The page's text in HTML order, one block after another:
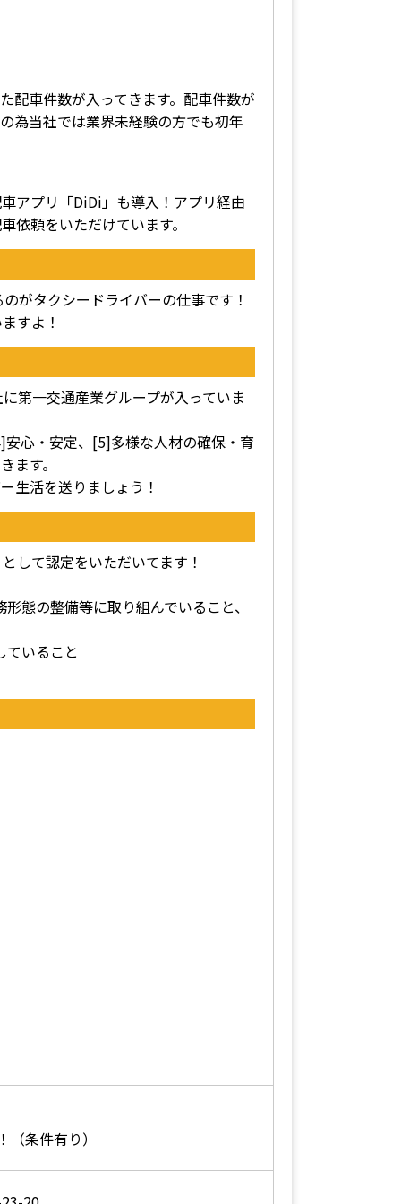
配車件数が入ってきます。配車件数が
為当社では業界未経験の方でも初年
アプリ「DiDi」も導入！アプリ経由
依頼をいただけています。
がタクシードライバーの仕事です！
すよ！
第一交通産業グループが入っていま
心・安定、[5]多様な人材の確保・育
ます。
生活を送りましょう！
して認定をいただいてます！
態の整備等に取り組んでいること、
いること
条件有り）